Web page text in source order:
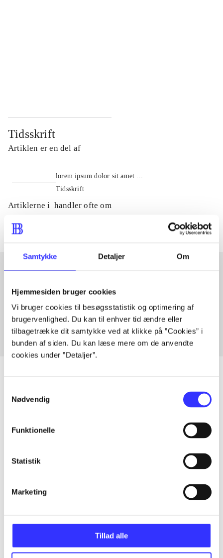
Samtykke Detaljer Om
Hjemmesiden bruger cookies
Vi bruger cookies til besøgsstatistik og optimering af
brugervenlighed. Du kan til enhver tid ændre eller
tilbagetrække dit samtykke ved at klikke på ”Cookies” i
bunden af siden. Du kan læse mere om de anvendte
cookies under ”Detaljer”.
Nødvendig
Funktionelle
Statistik
Marketing
Tillad alle
Tidsskrift
Artiklen er en del af
lorem ipsum dolor sit amet ...
Tidsskrift
Artiklerne i handler ofte om
Artikler med samme emner
Fra
Artikler